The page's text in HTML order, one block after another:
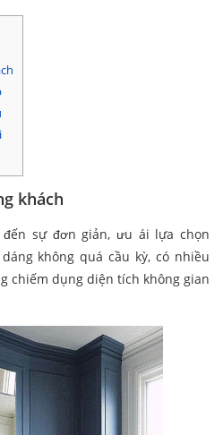
khách
sự đơn giản, ưu ái lựa chọn
không quá cầu kỳ, có nhiều
chiếm dụng diện tích không gian